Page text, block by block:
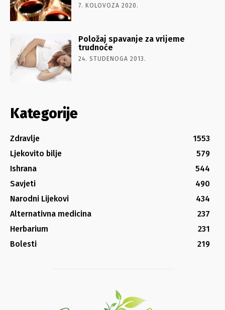
7. KOLOVOZA 2020.
Položaj spavanje za vrijeme
trudnoće
24. STUDENOGA 2013.
Kategorije
Zdravlje
1553
Ljekovito bilje
579
Ishrana
544
Savjeti
490
Narodni Lijekovi
434
Alternativna medicina
237
Herbarium
231
Bolesti
219